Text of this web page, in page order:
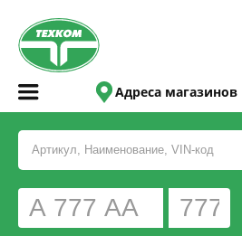
Адреса магазинов